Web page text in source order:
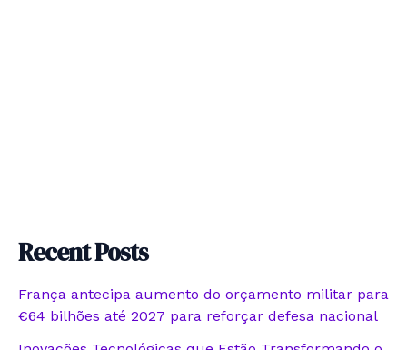
Recent Posts
França antecipa aumento do orçamento militar para
€64 bilhões até 2027 para reforçar defesa nacional